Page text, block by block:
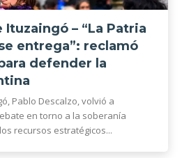
Ituzaingó – “La Patria
entrega”: reclamó
defender la
Pablo Descalzo, volvió a
en torno a la soberanía
recursos estratégicos...